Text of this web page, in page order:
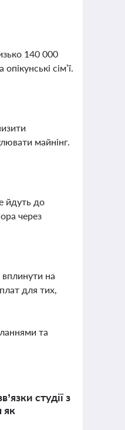
140 000
сім’ї.
майнінг.
йдуть до
через
вплинути на
для тих,
та
студії з
як